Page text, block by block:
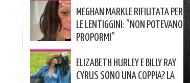
MEGHAN MARKLE RIFIUTATA PER
LE LENTIGGINI: ”NON POTEVANO
PROPORMI”
ELIZABETH HURLEY E BILLY RAY
CYRUS SONO UNA COPPIA? LA